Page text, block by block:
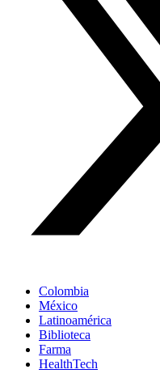
Colombia
México
Latinoamérica
Biblioteca
Farma
HealthTech